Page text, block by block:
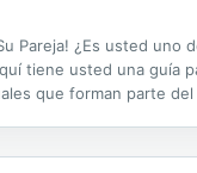
Pareja! ¿Es usted
tiene usted una
que forman parte